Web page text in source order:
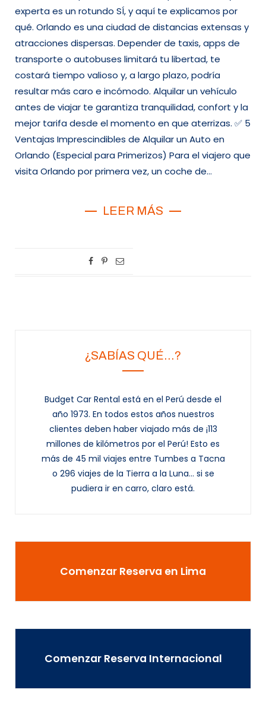
experta es un rotundo SÍ, y aquí te explicamos por
qué. Orlando es una ciudad de distancias extensas y
atracciones dispersas. Depender de taxis, apps de
transporte o autobuses limitará tu libertad, te
costará tiempo valioso y, a largo plazo, podría
resultar más caro e incómodo. Alquilar un vehículo
antes de viajar te garantiza tranquilidad, confort y la
mejor tarifa desde el momento en que aterrizas. ✅ 5
Ventajas Imprescindibles de Alquilar un Auto en
Orlando (Especial para Primerizos) Para el viajero que
visita Orlando por primera vez, un coche de…
LEER MÁS
¿SABÍAS QUÉ…?
Budget Car Rental está en el Perú desde el
año 1973. En todos estos años nuestros
clientes deben haber viajado más de ¡113
millones de kilómetros por el Perú! Esto es
más de 45 mil viajes entre Tumbes a Tacna
o 296 viajes de la Tierra a la Luna... si se
pudiera ir en carro, claro está.
Comenzar Reserva en Lima
Comenzar Reserva Internacional